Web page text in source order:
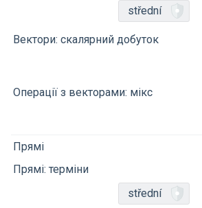
střední
Вектори: скалярний добуток
Операції з векторами: мікс
Прямі
Прямі: терміни
střední